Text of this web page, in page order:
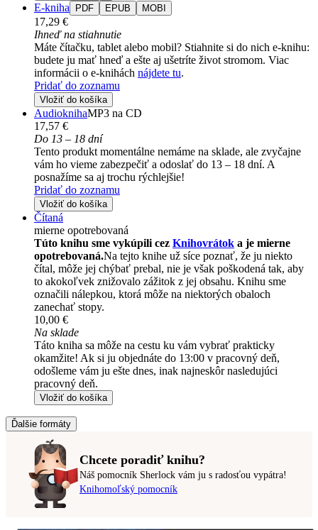
E-kniha PDF EPUB MOBI
17,29 €
Ihneď na stiahnutie
Máte čítačku, tablet alebo mobil? Stiahnite si do nich e-knihu:
budete ju mať hneď a ešte aj ušetríte život stromom. Viac
informácii o e-knihách nájdete tu.
Pridať do zoznamu
Vložiť do košíka
AudioknihaMP3 na CD
17,57 €
Do 13 – 18 dní
Tento produkt momentálne nemáme na sklade, ale zvyčajne
vám ho vieme zabezpečiť a odoslať do 13 – 18 dní. A
posnažíme sa aj trochu rýchlejšie!
Pridať do zoznamu
Vložiť do košíka
Čítaná
mierne opotrebovaná
Túto knihu sme vykúpili cez Knihovrátok a je mierne
opotrebovaná.Na tejto knihe už síce poznať, že ju niekto
čítal, môže jej chýbať prebal, nie je však poškodená tak, aby
to akokoľvek znižovalo zážitok z jej obsahu. Knihu sme
označili nálepkou, ktorá môže na niektorých obaloch
zanechať stopy.
10,00 €
Na sklade
Táto kniha sa môže na cestu ku vám vybrať prakticky
okamžite! Ak si ju objednáte do 13:00 v pracovný deň,
odošleme vám ju ešte dnes, inak najneskôr nasledujúci
pracovný deň.
Vložiť do košíka
Ďalšie formáty
Chcete poradiť knihu?
Náš pomocník Sherlock vám ju s radosťou vypátra!
Knihomoľský pomocník